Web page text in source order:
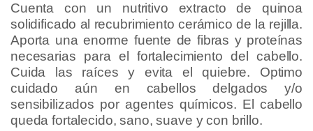
Cuenta con un nutritivo extracto de quinoa
solidificado al recubrimiento cerámico de la rejilla.
Aporta una enorme fuente de fibras y proteínas
necesarias para el fortalecimiento del cabello.
Cuida las raíces y evita el quiebre. Optimo
cuidado aún en cabellos delgados y/o
sensibilizados por agentes químicos. El cabello
queda fortalecido, sano, suave y con brillo.